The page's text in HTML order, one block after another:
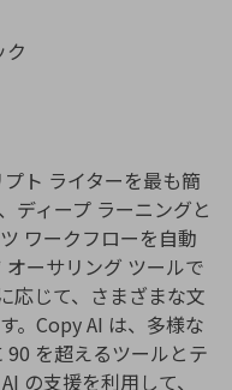
ク
ト ライターを最も簡
ディープ ラーニングと
ワークフローを自動
ーサリング ツールで
応じて、さまざまな文
。Copy AI は、多様な
を超えるツールとテ
の支援を利用して、